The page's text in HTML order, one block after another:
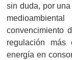
sin duda, por
convencimiento
regulación
energía en